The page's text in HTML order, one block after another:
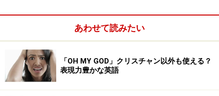
あわせて読みたい
「OH MY GOD」クリスチャン以外も使える？
表現力豊かな英語